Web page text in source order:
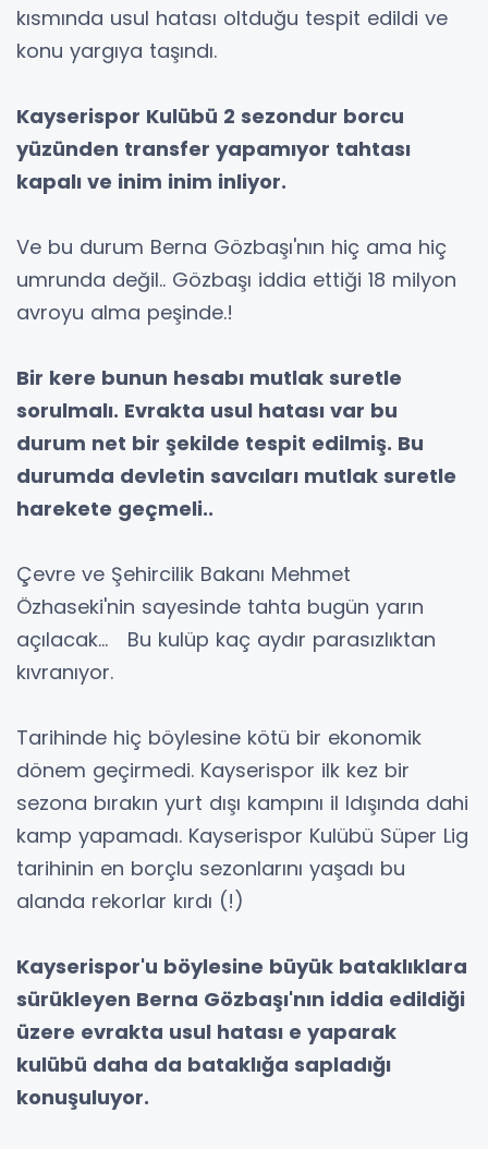
kısmında usul hatası oltduğu tespit edildi ve
konu yargıya taşındı.
Kayserispor Kulübü 2 sezondur borcu
yüzünden transfer yapamıyor tahtası
kapalı ve inim inim inliyor.
Ve bu durum Berna Gözbaşı'nın hiç ama hiç
umrunda değil.. Gözbaşı iddia ettiği 18 milyon
avroyu alma peşinde.!
Bir kere bunun hesabı mutlak suretle
sorulmalı. Evrakta usul hatası var bu
durum net bir şekilde tespit edilmiş. Bu
durumda devletin savcıları mutlak suretle
harekete geçmeli..
Çevre ve Şehircilik Bakanı Mehmet
Özhaseki'nin sayesinde tahta bugün yarın
açılacak... Bu kulüp kaç aydır parasızlıktan
kıvranıyor.
Tarihinde hiç böylesine kötü bir ekonomik
dönem geçirmedi. Kayserispor ilk kez bir
sezona bırakın yurt dışı kampını il ldışında dahi
kamp yapamadı. Kayserispor Kulübü Süper Lig
tarihinin en borçlu sezonlarını yaşadı bu
alanda rekorlar kırdı (!)
Kayserispor'u böylesine büyük bataklıklara
sürükleyen Berna Gözbaşı'nın iddia edildiği
üzere evrakta usul hatası e yaparak
kulübü daha da bataklığa sapladığı
konuşuluyor.